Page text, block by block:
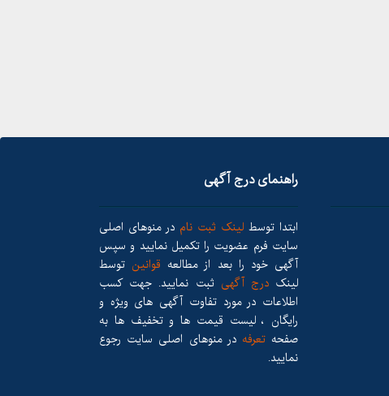
راهنمای درج آگهی
ابتدا توسط لینک ثبت نام در منوهای اصلی
سایت فرم عضویت را تکمیل نمایید و سپس
آگهی خود را بعد از مطالعه قوانین توسط
لینکدرج آگهی ثبت نمایید. جهت کسب
اطلاعات در مورد تفاوت آگهی های ویژه و
رایگان ، لیست قیمت ها و تخفیف ها به
صفحه تعرفهدر منوهای اصلی سایت رجوع
نمایید.